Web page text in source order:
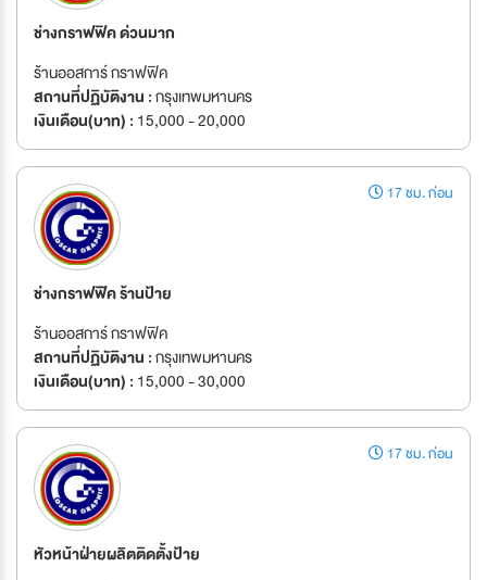
ช่างกราฟฟิค ด่วนมาก
ร้านออสการ์ กราฟฟิค
สถานที่ปฏิบัติงาน :กรุงเทพมหานคร
เงินเดือน(บาท) : 15,000 - 20,000
17 ชม. ก่อน
ช่างกราฟฟิิค ร้านป้าย
ร้านออสการ์ กราฟฟิค
สถานที่ปฏิบัติงาน :กรุงเทพมหานคร
เงินเดือน(บาท) : 15,000 - 30,000
17 ชม. ก่อน
หัวหน้าฝ่ายผลิตติดตั้งป้าย